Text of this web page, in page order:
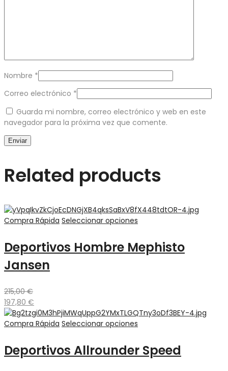
Nombre *
Correo electrónico *
Guarda mi nombre, correo electrónico y web en este
navegador para la próxima vez que comente.
Related products
Compra Rápida Seleccionar opciones
Deportivos Hombre Mephisto
Jansen
215,00€
197,80 €
Compra Rápida Seleccionar opciones
Deportivos Allrounder Speed